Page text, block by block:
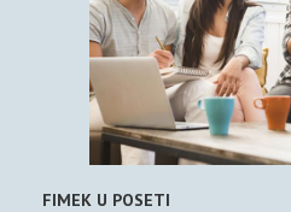
FIMEK U POSETI